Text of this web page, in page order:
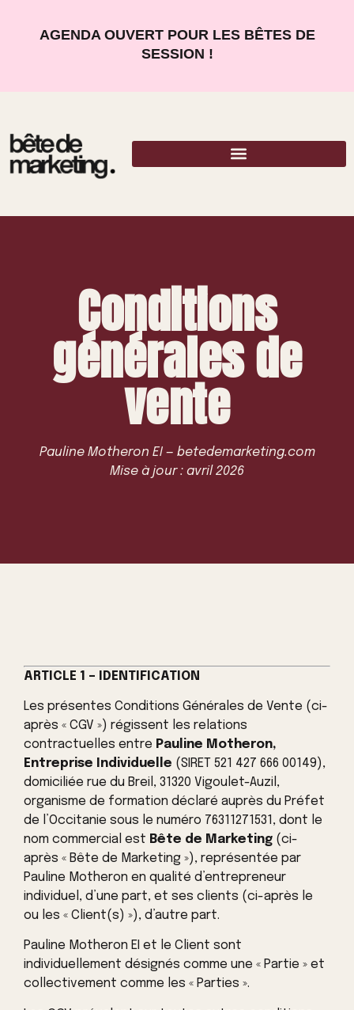
AGENDA OUVERT POUR LES BÊTES DE
SESSION !
Conditions
générales de
vente
Pauline Motheron EI — betedemarketing.com
Mise à jour : avril 2026
ARTICLE 1 – IDENTIFICATION
Les présentes Conditions Générales de Vente (ci-
après « CGV ») régissent les relations
contractuelles entre Pauline Motheron,
Entreprise Individuelle (SIRET 521 427 666 00149),
domiciliée rue du Breil, 31320 Vigoulet-Auzil,
organisme de formation déclaré auprès du Préfet
de l’Occitanie sous le numéro 76311271531, dont le
nom commercial est Bête de Marketing (ci-
après « Bête de Marketing »), représentée par
Pauline Motheron en qualité d’entrepreneur
individuel, d’une part, et ses clients (ci-après le
ou les « Client(s) »), d’autre part.
Pauline Motheron EI et le Client sont
individuellement désignés comme une « Partie » et
collectivement comme les « Parties ».